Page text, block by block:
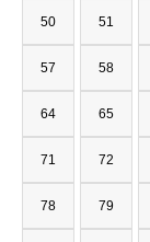
50 51
57 58
64 65
71 72
78 79